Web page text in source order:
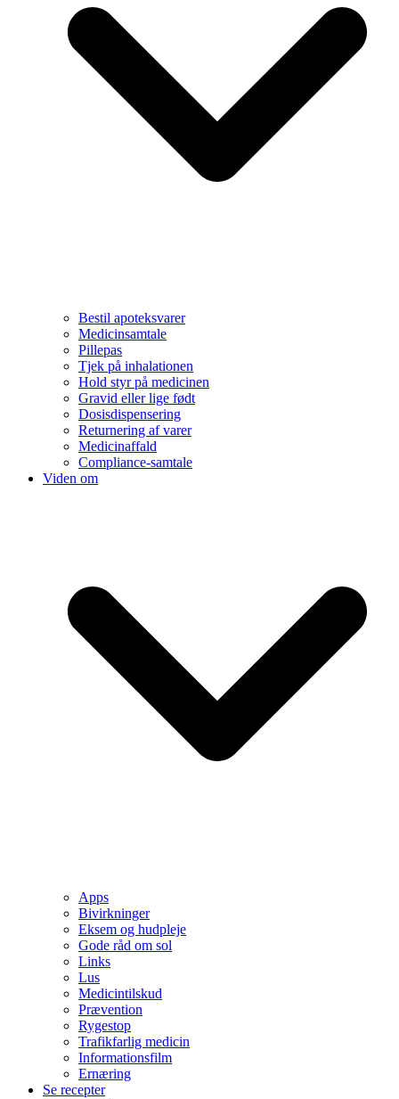
Bestil apoteksvarer
Medicinsamtale
Pillepas
Tjek på inhalationen
Hold styr på medicinen
Gravid eller lige født
Dosisdispensering
Returnering af varer
Medicinaffald
Compliance-samtale
Viden om
Apps
Bivirkninger
Eksem og hudpleje
Gode råd om sol
Links
Lus
Medicintilskud
Prævention
Rygestop
Trafikfarlig medicin
Informationsfilm
Ernæring
Se recepter